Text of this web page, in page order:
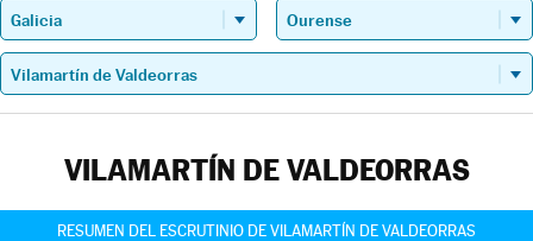
VILAMARTÍN DE VALDEORRAS
RESUMEN DEL ESCRUTINIO DE VILAMARTÍN DE VALDEORRAS